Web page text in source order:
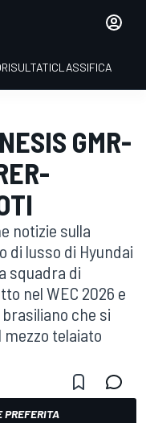
RISULTATICLASSIFICA
GMR-
notizie sulla
di lusso di Hyundai
squadra di
nel WEC 2026 e
brasiliano che si
telaiato
PREFERITA